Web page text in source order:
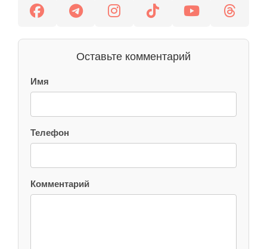
Оставьте комментарий
Имя
Телефон
Комментарий